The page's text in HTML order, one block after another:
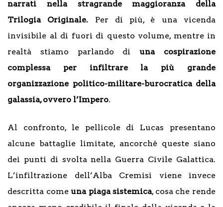
narrati nella stragrande maggioranza della
Trilogia Originale. Per di più, è una vicenda
invisibile al di fuori di questo volume, mentre in
realtà stiamo parlando di una cospirazione
complessa per infiltrare la più grande
organizzazione politico-militare-burocratica della
galassia, ovvero l’Impero.
Al confronto, le pellicole di Lucas presentano
alcune battaglie limitate, ancorché queste siano
dei punti di svolta nella Guerra Civile Galattica.
L’infiltrazione dell’Alba Cremisi viene invece
descritta comeuna piaga sistemica, cosa che rende